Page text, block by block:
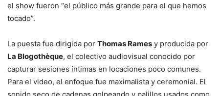
el show fueron “el público más grande para el que hemos
tocado”.
La puesta fue dirigida por Thomas Rames y producida por
La Blogothèque, el colectivo audiovisual conocido por
capturar sesiones íntimas en locaciones poco comunes.
Para el video, el enfoque fue maximalista y ceremonial. El